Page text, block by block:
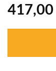
417,00